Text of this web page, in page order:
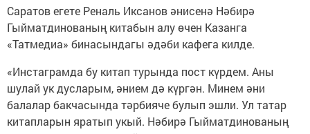
Саратов егете Реналь Иксанов әнисенә Нәбирә
Гыйматдинованың китабын алу өчен Казанга
«Татмедиа» бинасындагы әдәби кафега килде.
«Инстаграмда бу китап турында пост күрдем. Аны
шулай ук дусларым, әнием дә күргән. Минем әни
балалар бакчасында тәрбияче булып эшли. Ул татар
китапларын яратып укый. Нәбирә Гыйматдинованың